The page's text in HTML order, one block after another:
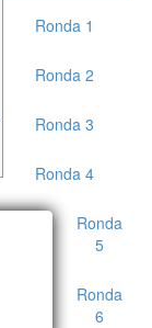
Ronda 1
Ronda 2
Ronda 3
Ronda 4
Ronda
5
Ronda
6